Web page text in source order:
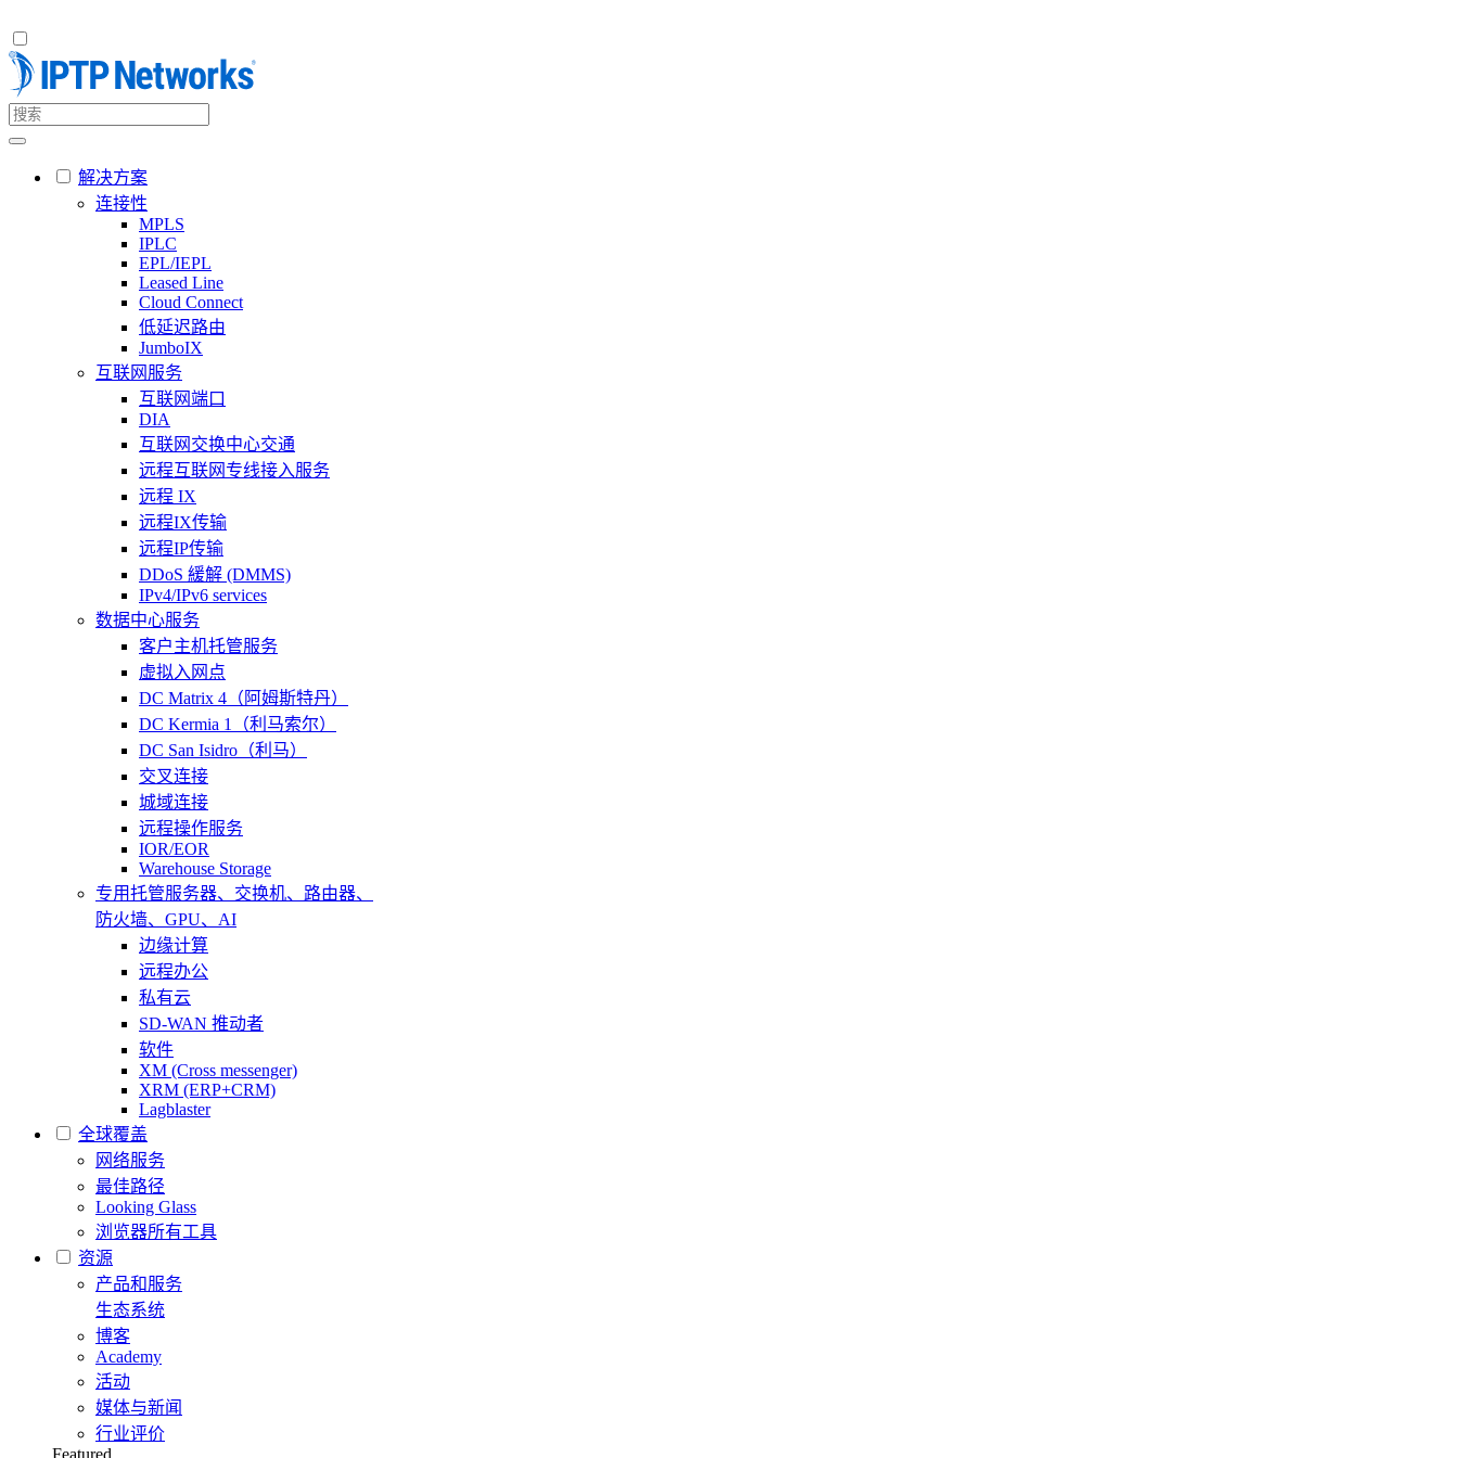
解决方案
连接性
MPLS
IPLC
EPL/IEPL
Leased Line
Cloud Connect
低延迟路由
JumboIX
互联网服务
互联网端口
DIA
互联网交换中心交通
远程互联网专线接入服务
远程 IX
远程IX传输
远程IP传输
DDoS 緩解 (DMMS)
IPv4/IPv6 services
数据中心服务
客户主机托管服务
虚拟入网点
DC Matrix 4（阿姆斯特丹）
DC Kermia 1（利马索尔）
DC San Isidro（利马）
交叉连接
城域连接
远程操作服务
IOR/EOR
Warehouse Storage
专用托管服务器、交换机、路由器、
防火墙、GPU、AI
边缘计算
远程办公
私有云
SD-WAN 推动者
软件
XM (Cross messenger)
XRM (ERP+CRM)
Lagblaster
全球覆盖
网络服务
最佳路径
Looking Glass
浏览器所有工具
资源
产品和服务
生态系统
博客
Academy
活动
媒体与新闻
行业评价
Featured